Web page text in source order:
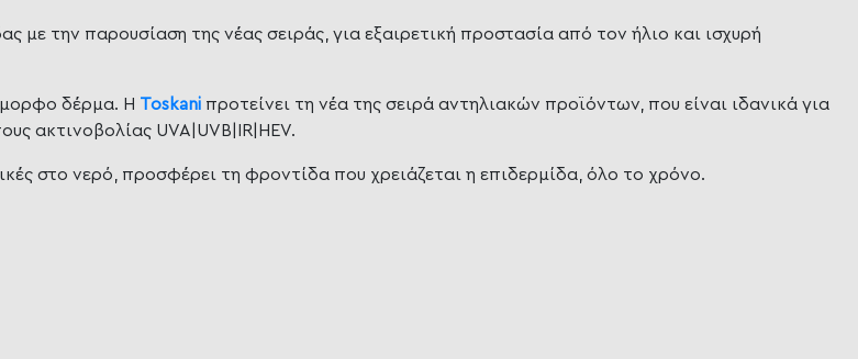
την παρουσίαση της νέας σειράς, για εξαιρετική προστασία από τον ήλιο και ισχυρή
δέρμα. Η Toskani προτείνει τη νέα της σειρά αντηλιακών προϊόντων, που είναι ιδανικά για
ακτινοβολίας UVA|UVB|IR|HEV.
στο νερό, προσφέρει τη φροντίδα που χρειάζεται η επιδερμίδα, όλο το χρόνο.